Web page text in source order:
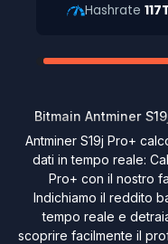
Hashrate
Bitmain Antminer
Antminer S19j Pro+
dati in tempo reale:
Pro+ con il nostro
Indichiamo il reddito
tempo reale e
scoprire facilmente il